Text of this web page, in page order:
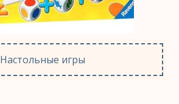
Настольные игры